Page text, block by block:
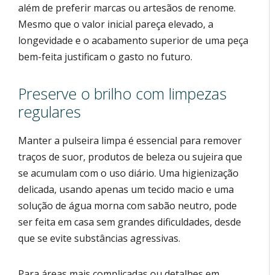
além de preferir marcas ou artesãos de renome.
Mesmo que o valor inicial pareça elevado, a
longevidade e o acabamento superior de uma peça
bem-feita justificam o gasto no futuro.
Preserve o brilho com limpezas
regulares
Manter a pulseira limpa é essencial para remover
traços de suor, produtos de beleza ou sujeira que
se acumulam com o uso diário. Uma higienização
delicada, usando apenas um tecido macio e uma
solução de água morna com sabão neutro, pode
ser feita em casa sem grandes dificuldades, desde
que se evite substâncias agressivas.